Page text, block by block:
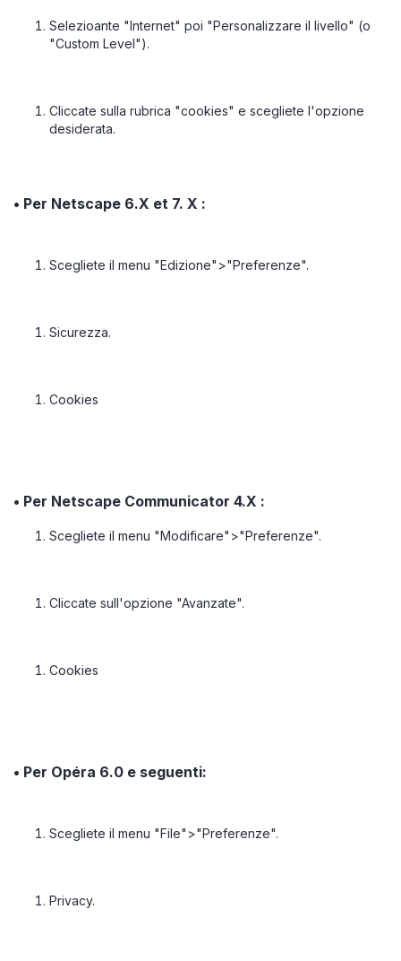
Selezioante "Internet" poi "Personalizzare il livello" (o
"Custom Level").
Cliccate sulla rubrica "cookies" e scegliete l'opzione
desiderata.
• Per Netscape 6.X et 7. X :
Scegliete il menu "Edizione">"Preferenze".
Sicurezza.
Cookies
• Per Netscape Communicator 4.X :
Scegliete il menu "Modificare">"Preferenze".
Cliccate sull'opzione "Avanzate".
Cookies
• Per Opéra 6.0 e seguenti:
Scegliete il menu "File">"Preferenze".
Privacy.